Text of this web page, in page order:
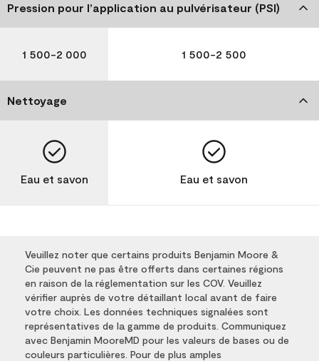
Pression pour l’application au pulvérisateur (PSI)
1 500-2 000 1 500-2 500
Nettoyage
Eau et savon Eau et savon
Veuillez noter que certains produits Benjamin Moore &
Cie peuvent ne pas être offerts dans certaines régions
en raison de la réglementation sur les COV. Veuillez
vérifier auprès de votre détaillant local avant de faire
votre choix. Les données techniques signalées sont
représentatives de la gamme de produits. Communiquez
avec Benjamin MooreMD pour les valeurs de bases ou de
couleurs particulières. Pour de plus amples